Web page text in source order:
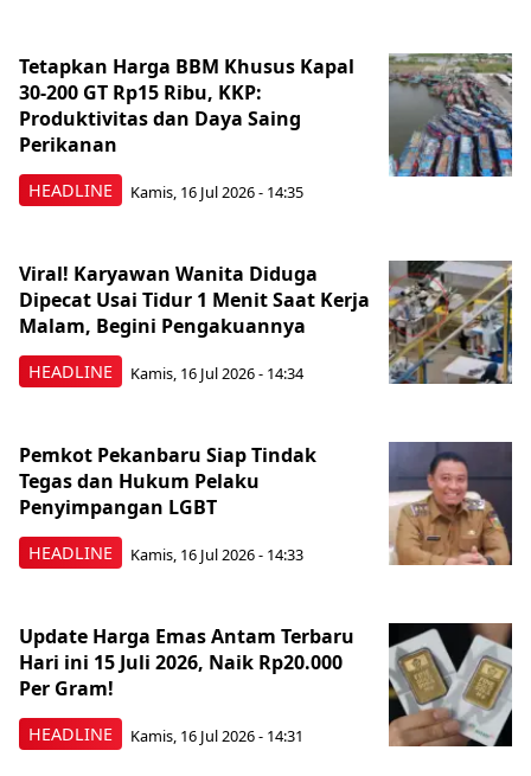
HEADLINE
Tetapkan Harga BBM Khusus Kapal
30-200 GT Rp15 Ribu, KKP:
Produktivitas dan Daya Saing
Perikanan
Kamis, 16 Jul 2026 - 14:35
HEADLINE
Viral! Karyawan Wanita Diduga
Dipecat Usai Tidur 1 Menit Saat Kerja
Malam, Begini Pengakuannya
Kamis, 16 Jul 2026 - 14:34
HEADLINE
Pemkot Pekanbaru Siap Tindak
Tegas dan Hukum Pelaku
Penyimpangan LGBT
Kamis, 16 Jul 2026 - 14:33
HEADLINE
Update Harga Emas Antam Terbaru
Hari ini 15 Juli 2026, Naik Rp20.000
Per Gram!
Kamis, 16 Jul 2026 - 14:31